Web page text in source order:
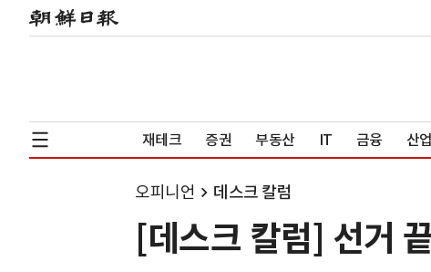
재테크 증권 부동산 IT 금융 산업
오피니언 데스크 칼럼
[데스크 칼럼] 선거